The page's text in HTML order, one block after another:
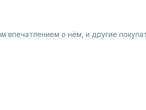
впечатлением о нём, и другие